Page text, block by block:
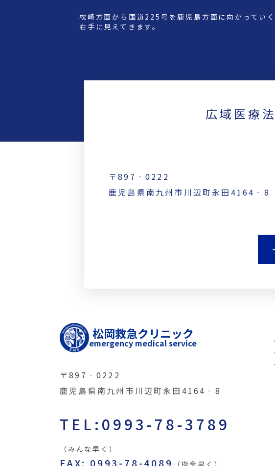
枕崎方面から国道225号を鹿児島方面に向かっていく
右手に見えてきます。
広域医療
〒897‐0222
鹿児島県南九州市川辺町永田4164‐8
松岡救急クリニック
emergency medical service
〒897‐0222
鹿児島県南九州市川辺町永田4164‐8
TEL:0993-78-3789
（みんな早く）
FAX: 0993-78-4089 （指令早く）